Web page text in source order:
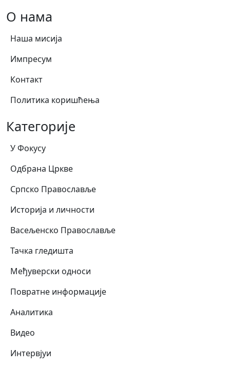
О нама
Наша мисија
Импресум
Контакт
Политика коришћења
Категорије
У Фокусу
Одбрана Цркве
Српско Православље
Историја и личности
Васељенско Православље
Тачка гледишта
Међуверски односи
Повратне информације
Аналитика
Видео
Интервјуи